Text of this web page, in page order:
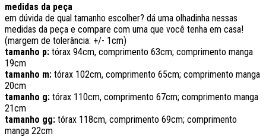
medidas da peça
em dúvida de qual tamanho escolher? dá uma olhadinha nessas
medidas da peça e compare com uma que você tenha em casa!
(margem de tolerância: +/- 1cm)
tamanho p: tórax 94cm, comprimento 63cm; comprimento manga
19cm
tamanho m: tórax 102cm, comprimento 65cm; comprimento manga
20cm
tamanho g: tórax 110cm, comprimento 67cm; comprimento manga
21cm
tamanho gg: tórax 118cm, comprimento 69cm; comprimento
manga 22cm